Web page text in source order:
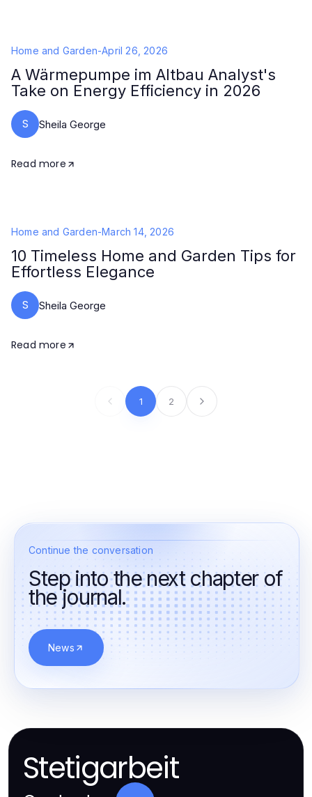
Home and Garden-April 26, 2026
A Wärmepumpe im Altbau Analyst's
Take on Energy Efficiency in 2026
S Sheila George
Read more
Home and Garden-March 14, 2026
10 Timeless Home and Garden Tips for
Effortless Elegance
S Sheila George
Read more
1 2
Continue the conversation
Step into the next chapter of
the journal.
News
Stetigarbeit